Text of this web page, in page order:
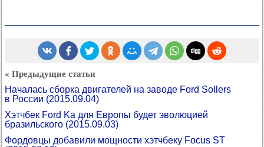
« Предыдущие статьи
Началась сборка двигателей на заводе Ford Sollers
в России (2015.09.04)
Хэтчбек Ford Ka для Европы будет эволюцией
бразильского (2015.09.03)
Фордовцы добавили мощности хэтчбеку Focus ST